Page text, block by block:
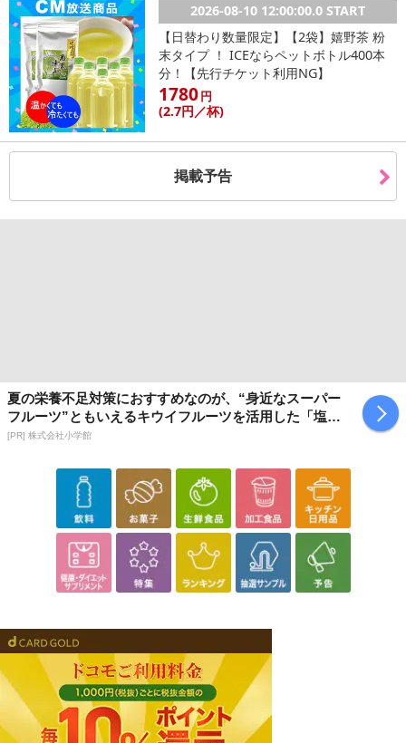
■その他共通および商品カテゴリー別注意事項（※必ずご確認くだ
さい）
こちらの情報は2026-07-09 14:13:35.0
2026-08-10 12:00:00.0 START
【日替わり数量限定】【2袋】嬉野茶 粉
末タイプ ！ ICEならペットボトル400本
分！【先行チケット利用NG】
1780円
(2.7円 ／杯)
掲載予告
夏の栄養不足対策におすすめなのが、“身近なスーパー
フルーツ”ともいえるキウイフルーツを活用した「塩キ
ウイ」
[PR] 株式会社小学館